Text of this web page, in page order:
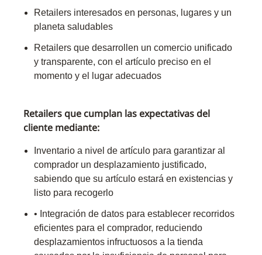
Retailers interesados en personas, lugares y un
planeta saludables
Retailers que desarrollen un comercio unificado
y transparente, con el artículo preciso en el
momento y el lugar adecuados
Retailers que cumplan las expectativas del
cliente mediante:
Inventario a nivel de artículo para garantizar al
comprador un desplazamiento justificado,
sabiendo que su artículo estará en existencias y
listo para recogerlo
• Integración de datos para establecer recorridos
eficientes para el comprador, reduciendo
desplazamientos infructuosos a la tienda